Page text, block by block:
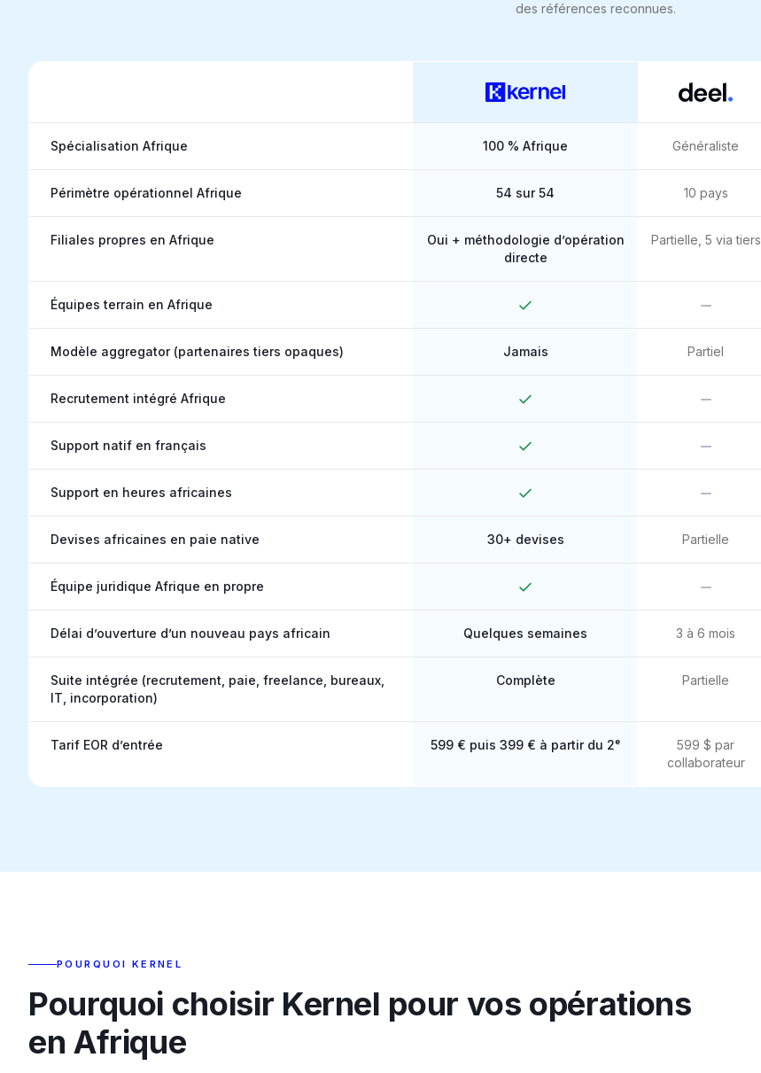
des références reconnues.
Spécialisation Afrique 100 % Afrique Généraliste
Périmètre opérationnel Afrique 54 sur 54 10 pays
Filiales propres en Afrique
Oui + méthodologie d’opération
directe
Partielle, 5 via tiers
Équipes terrain en Afrique
Modèle aggregator (partenaires tiers opaques) Jamais Partiel
Recrutement intégré Afrique
Support natif en français
Support en heures africaines
Devises africaines en paie native 30+ devises Partielle
Équipe juridique Afrique en propre
Délai d’ouverture d’un nouveau pays africain Quelques semaines 3 à 6 mois
Suite intégrée (recrutement, paie, freelance, bureaux,
IT, incorporation)
Complète Partielle
Tarif EOR d’entrée 599 € puis 399 € à partir du 2ᵉ
599 $ par
collaborateur
POURQUOI KERNEL
Pourquoi choisir Kernel pour vos opérations
en Afrique